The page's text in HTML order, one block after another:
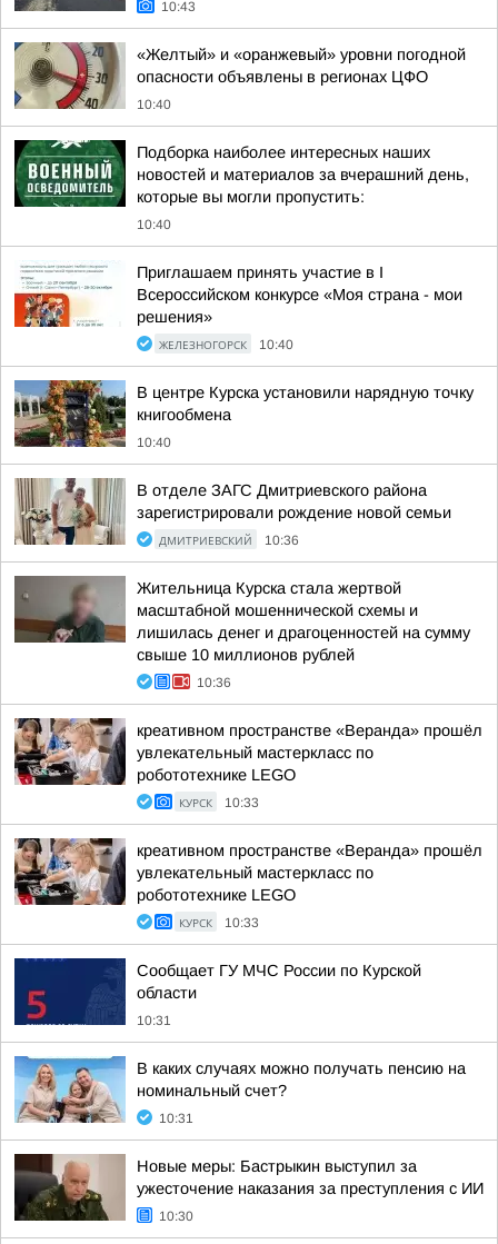
10:43
«Желтый» и «оранжевый» уровни погодной
опасности объявлены в регионах ЦФО
10:40
Подборка наиболее интересных наших
новостей и материалов за вчерашний день,
которые вы могли пропустить:
10:40
Приглашаем принять участие в I
Всероссийском конкурсе «Моя страна - мои
решения»
ЖЕЛЕЗНОГОРСК 10:40
В центре Курска установили нарядную точку
книгообмена
10:40
В отделе ЗАГС Дмитриевского района
зарегистрировали рождение новой семьи
ДМИТРИЕВСКИЙ 10:36
Жительница Курска стала жертвой
масштабной мошеннической схемы и
лишилась денег и драгоценностей на сумму
свыше 10 миллионов рублей
10:36
креативном пространстве «Веранда» прошёл
увлекательный мастеркласс по
робототехнике LEGO
КУРСК 10:33
креативном пространстве «Веранда» прошёл
увлекательный мастеркласс по
робототехнике LEGO
КУРСК 10:33
Сообщает ГУ МЧС России по Курской
области
10:31
В каких случаях можно получать пенсию на
номинальный счет?
10:31
Новые меры: Бастрыкин выступил за
ужесточение наказания за преступления с ИИ
10:30